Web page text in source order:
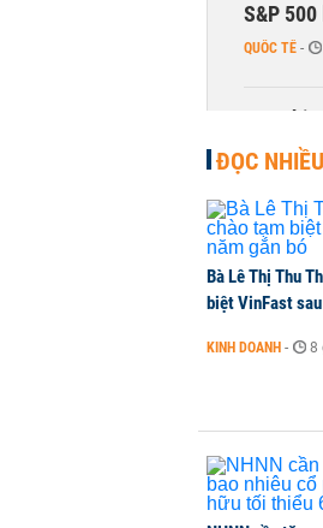
S&P
QUỐC TẾ -
Sau
CHỨNG
ĐỌC
Bà Lê Thị Thu
biệt VinFast
KINH DOANH - 8